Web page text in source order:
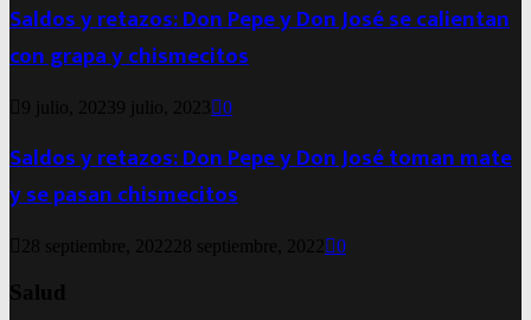
Saldos y retazos: Don Pepe y Don José se calientan
con grapa y chismecitos
9 julio, 20239 julio, 2023 0
Saldos y retazos: Don Pepe y Don José toman mate
y se pasan chismecitos
28 septiembre, 2022 28 septiembre, 2022 0
Salud